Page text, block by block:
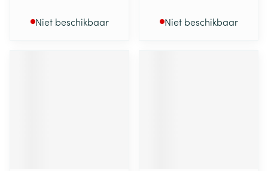
Niet beschikbaar Niet beschikbaar